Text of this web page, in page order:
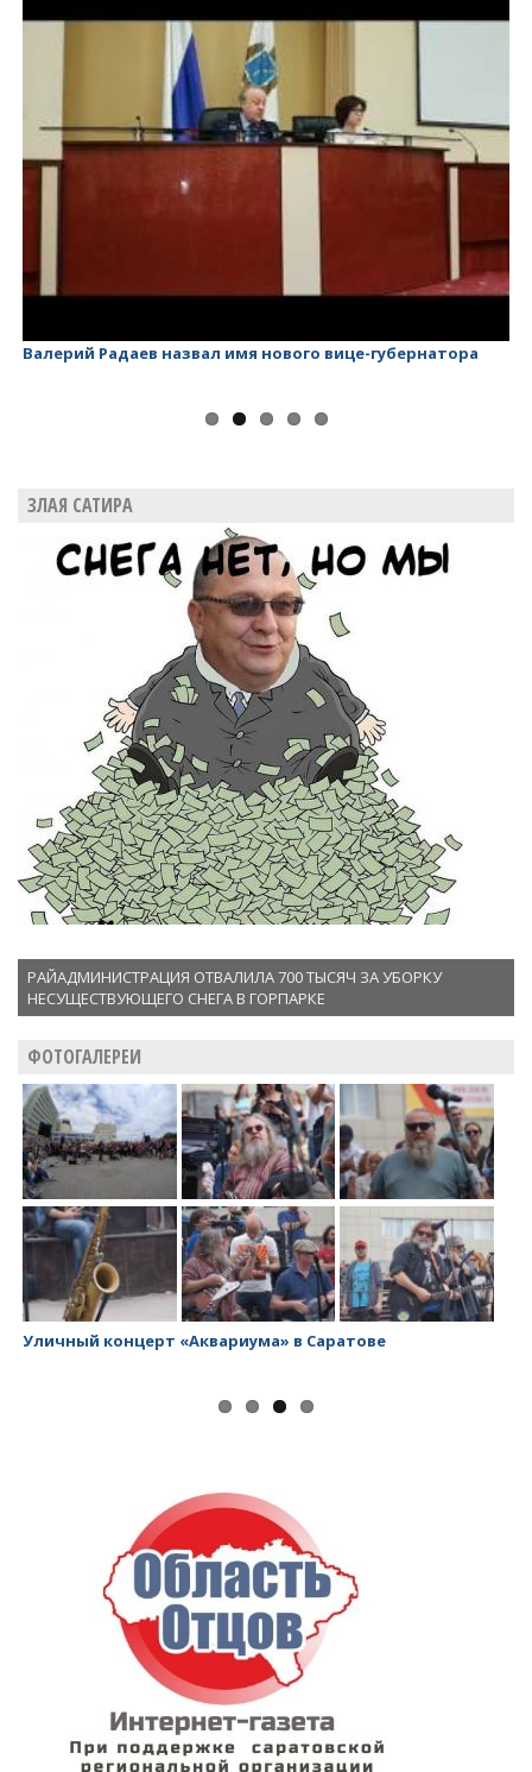
Валерий Радаев назвал имя нового вице-губернатора
ЗЛАЯ САТИРА
РАЙАДМИНИСТРАЦИЯ ОТВАЛИЛА 700 ТЫСЯЧ ЗА УБОРКУ
НЕСУЩЕСТВУЮЩЕГО СНЕГА В ГОРПАРКЕ
ФОТОГАЛЕРЕИ
Уличный концерт «Аквариума» в Саратове